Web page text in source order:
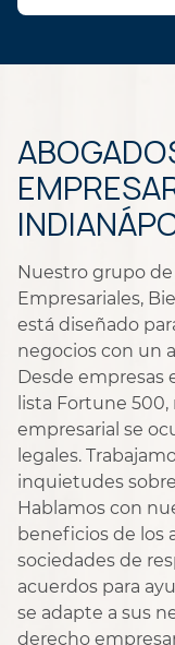
Nuestro grupo
Empresariales,
está diseñado
negocios con un
Desde empresas
lista Fortune
empresarial se
legales.
inquietudes
Hablamos con
beneficios de los
sociedades de
acuerdos para
se adapte a sus
derecho